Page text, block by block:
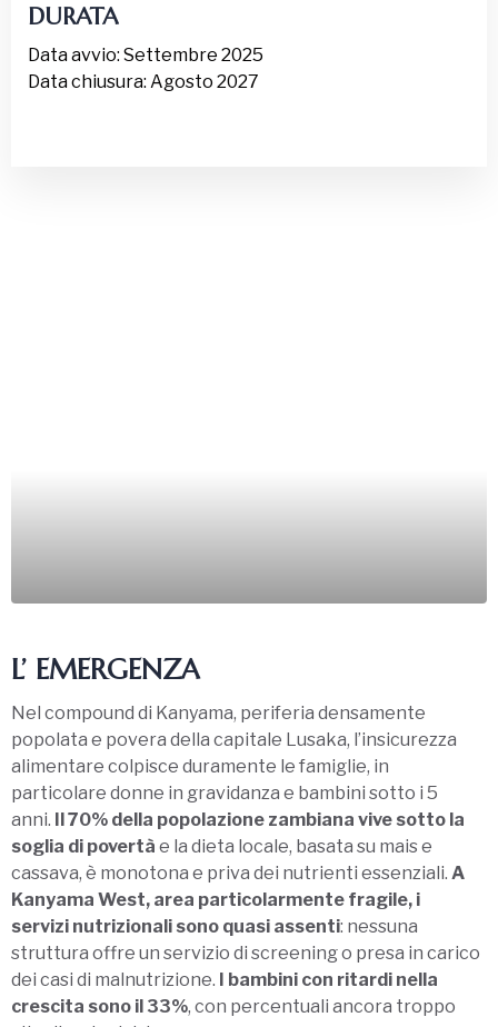
L’ EMERGENZA
Nel compound di Kanyama, periferia densamente
popolata e povera della capitale Lusaka, l’insicurezza
alimentare colpisce duramente le famiglie, in
particolare donne in gravidanza e bambini sotto i 5
anni.
Il 70% della popolazione zambiana vive sotto la
soglia di povertà e la dieta locale, basata su mais e
cassava, è monotona e priva dei nutrienti essenziali. A
Kanyama West, area particolarmente fragile, i
servizi nutrizionali sono quasi assenti: nessuna
struttura offre un servizio di screening o presa in carico
dei casi di malnutrizione.
I bambini con ritardi nella
crescita sono il 33%, con percentuali ancora troppo
DURATA
Data avvio: Settembre 2025
Data chiusura: Agosto 2027